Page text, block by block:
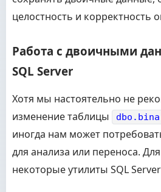
целостность и корректность
Работа с двоичными
SQL Server
Хотя мы настоятельно не
изменение таблицы
иногда нам может
для анализа или переноса.
некоторые утилиты SQL